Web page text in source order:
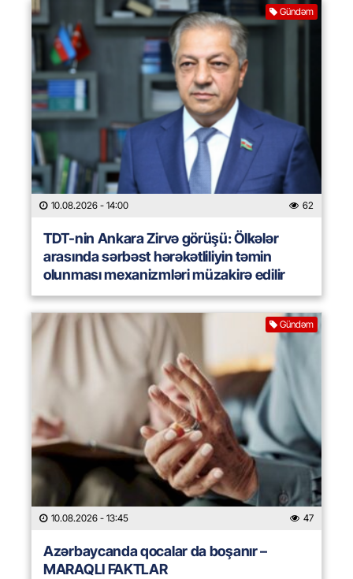
Gündəm
10.08.2026 - 14:00 62
TDT-nin Ankara Zirvə görüşü: Ölkələr
arasında sərbəst hərəkətliliyin təmin
olunması mexanizmləri müzakirə edilir
Gündəm
10.08.2026 - 13:45 47
Azərbaycanda qocalar da boşanır –
MARAQLI FAKTLAR